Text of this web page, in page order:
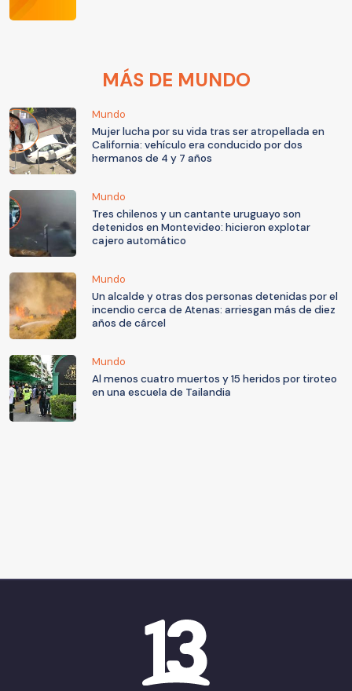
MÁS DE MUNDO
Mundo
Mujer lucha por su vida tras ser atropellada en
California: vehículo era conducido por dos
hermanos de 4 y 7 años
Mundo
Tres chilenos y un cantante uruguayo son
detenidos en Montevideo: hicieron explotar
cajero automático
Mundo
Un alcalde y otras dos personas detenidas por el
incendio cerca de Atenas: arriesgan más de diez
años de cárcel
Mundo
Al menos cuatro muertos y 15 heridos por tiroteo
en una escuela de Tailandia